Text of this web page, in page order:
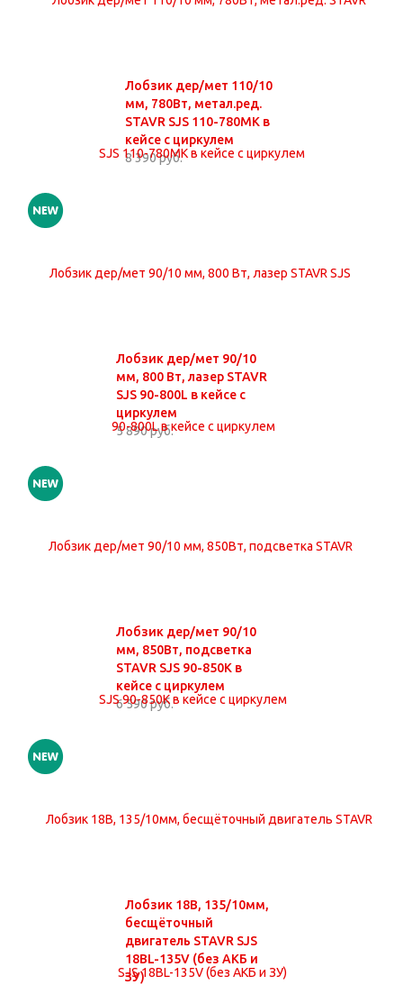
Лобзик дер/мет 110/10
мм, 780Вт, метал.ред.
STAVR SJS 110-780MK в
кейсе с циркулем
8 390 руб.
Лобзик дер/мет 90/10
мм, 800 Вт, лазер STAVR
SJS 90-800L в кейсе с
циркулем
5 890 руб.
Лобзик дер/мет 90/10
мм, 850Вт, подсветка
STAVR SJS 90-850K в
кейсе с циркулем
6 590 руб.
Лобзик 18В, 135/10мм,
бесщёточный
двигатель STAVR SJS
18BL-135V (без АКБ и
ЗУ)